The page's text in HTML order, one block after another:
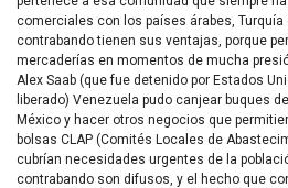
comerciales con los países árabes, Turquía
contrabando tienen sus ventajas, porque
mercaderías en momentos de mucha
Alex Saab (que fue detenido por Estados
liberado) Venezuela pudo canjear buques
México y hacer otros negocios que
bolsas CLAP (Comités Locales de
cubrían necesidades urgentes de la
contrabando son difusos, y el hecho que